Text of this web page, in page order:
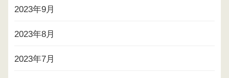
2023年9月
2023年8月
2023年7月